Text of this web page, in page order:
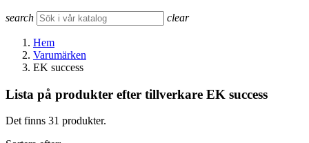
search clear
Hem
Varumärken
EK success
Lista på produkter efter tillverkare EK success
Det finns 31 produkter.